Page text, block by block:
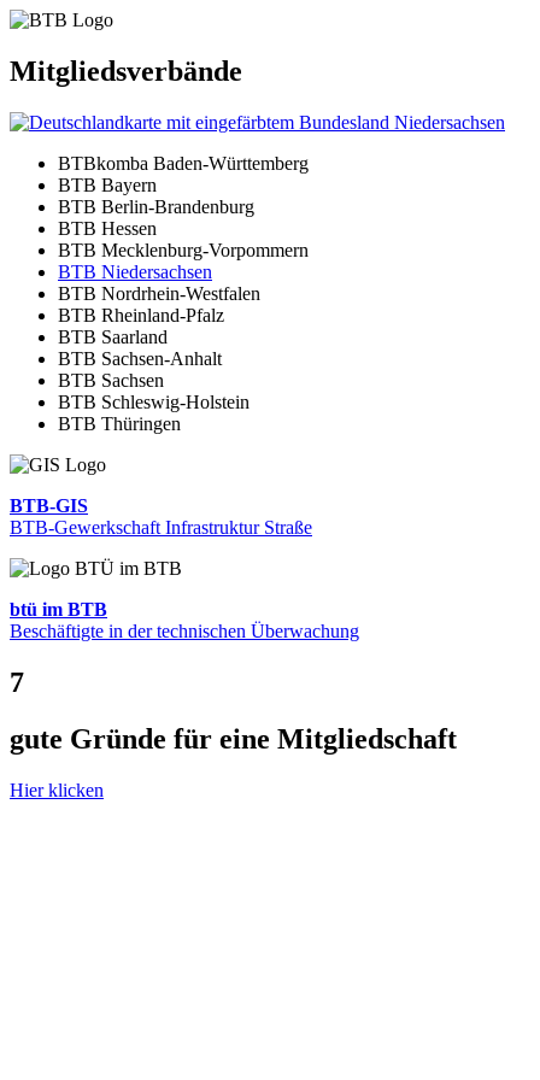
Mitglieds­ver­bände
BTBkomba Baden-Würt­tem­berg
BTB Bayern
BTB Berlin-Bran­den­burg
BTB Hessen
BTB Meck­len­burg-Vorpom­mern
BTB Nieder­sachsen
BTB Nord­rhein-West­falen
BTB Rhein­land-Pfalz
BTB Saar­land
BTB Sachsen-Anhalt
BTB Sachsen
BTB Schleswig-Holstein
BTB Thüringen
BTB-GIS
BTB-Gewerk­schaft Infra­struktur Straße
btü im BTB
Beschäf­tigte in der tech­ni­schen Überwachung
7
gute Gründe für eine Mitgliedschaft
Hier klicken